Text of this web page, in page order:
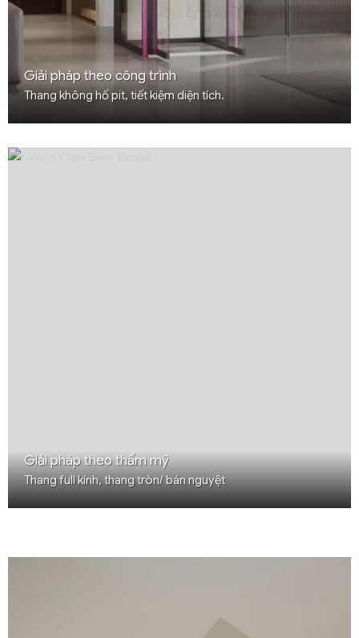
Giải pháp theo công trình
Thang không hố pit, tiết kiệm diện tích.
Giải pháp theo thẩm mỹ
Thang full kính, thang tròn/ bán nguyệt